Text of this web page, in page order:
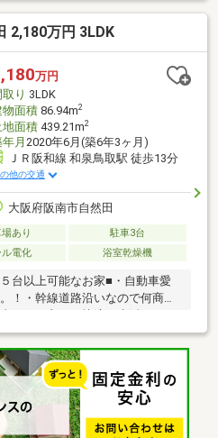
2,180万円 3LDK
万円
取り 3LDK
物面積86.94m2
地面積439.21m2
月 2020年6月(築6年3ヶ月)
ＪＲ阪和線 和泉鳥取駅 徒歩13分
他の交通
大阪府阪南市自然田
あり
駐車3台
ル電化 浴室乾燥機
台以上可能なお家■・自動車愛
！・幹線道路沿いなので何商